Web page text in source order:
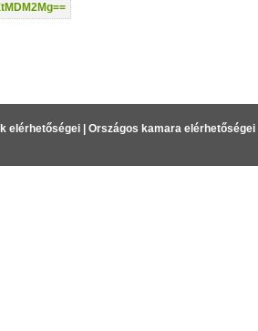
elérhetőségei| Országos kamara elérhetőségei|